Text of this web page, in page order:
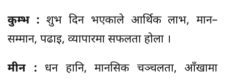
कुम्भ : शुभ दिन भएकाले आर्थिक लाभ, मान–
सम्मान, पढाइ, व्यापारमा सफलता होला ।
मीन : धन हानि, मानसिक चञ्चलता, आँखामा